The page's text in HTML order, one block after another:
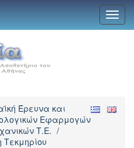
Έρευνα και
Εφαρμογών
Τ.Ε. /